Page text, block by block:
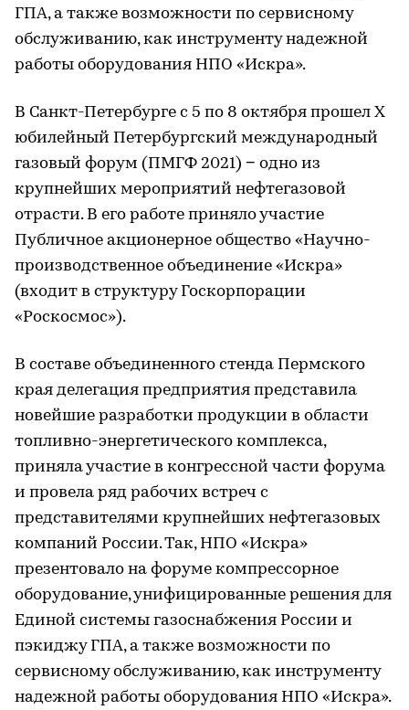
ГПА, а также возможности по сервисному
обслуживанию, как инструменту надежной
работы оборудования НПО «Искра».
В Санкт-Петербурге с 5 по 8 октября прошел X
юбилейный Петербургский международный
газовый форум (ПМГФ 2021) − одно из
крупнейших мероприятий нефтегазовой
отрасти. В его работе приняло участие
Публичное акционерное общество «Научно-
производственное объединение «Искра»
(входит в структуру Госкорпорации
«Роскосмос»).
В составе объединенного стенда Пермского
края делегация предприятия представила
новейшие разработки продукции в области
топливно-энергетического комплекса,
приняла участие в конгрессной части форума
и провела ряд рабочих встреч с
представителями крупнейших нефтегазовых
компаний России. Так, НПО «Искра»
презентовало на форуме компрессорное
оборудование, унифицированные решения для
Единой системы газоснабжения России и
пэкиджу ГПА, а также возможности по
сервисному обслуживанию, как инструменту
надежной работы оборудования НПО «Искра».